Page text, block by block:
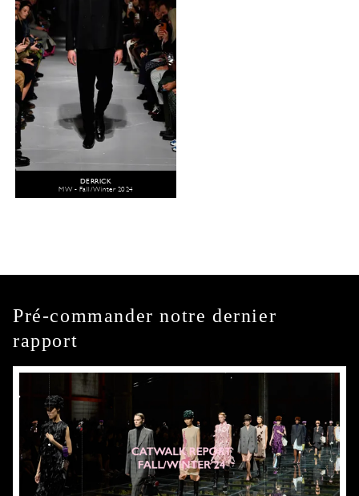
DERRICK
MW - Fall/Winter 2024
Pré-commander notre dernier
rapport